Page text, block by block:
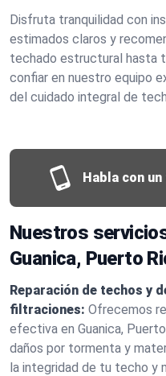
Disfruta tranquilidad con
estimados claros y
techado estructural hasta
confiar en nuestro equipo
del cuidado integral de
Habla con
Nuestros
Guanica, Puerto
Reparación de techos y
filtraciones: Ofrecemos
efectiva en Guanica,
daños por tormenta y
la integridad de tu techo y